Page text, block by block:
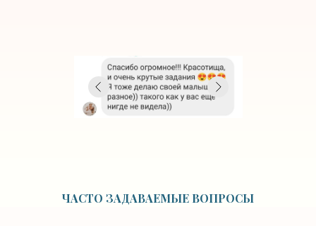
ЧАСТО ЗАДАВАЕМЫЕ ВОПРОСЫ